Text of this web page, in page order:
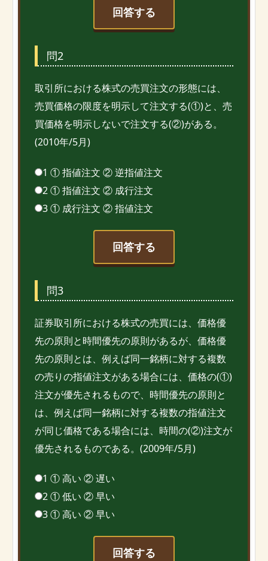
回答する
問2
取引所における株式の売買注文の形態には、
売買価格の限度を明示して注文する(①)と、売
買価格を明示しないで注文する(②)がある。
(2010年/5月)
1 ① 指値注文 ② 逆指値注文
2 ① 指値注文 ② 成行注文
3 ① 成行注文 ② 指値注文
回答する
問3
証券取引所における株式の売買には、価格優
先の原則と時間優先の原則があるが、価格優
先の原則とは、例えば同一銘柄に対する複数
の売りの指値注文がある場合には、価格の(①)
注文が優先されるもので、時間優先の原則と
は、例えば同一銘柄に対する複数の指値注文
が同じ価格である場合には、時間の(②)注文が
優先されるものである。(2009年/5月)
1 ① 高い ② 遅い
2 ① 低い ② 早い
3 ① 高い ② 早い
回答する